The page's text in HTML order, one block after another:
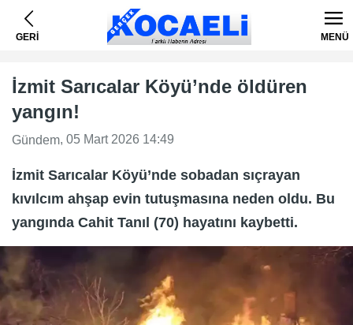
GERİ MENÜ
İzmit Sarıcalar Köyü’nde öldüren
yangın!
Gündem, 05 Mart 2026 14:49
İzmit Sarıcalar Köyü’nde sobadan sıçrayan
kıvılcım ahşap evin tutuşmasına neden oldu. Bu
yangında Cahit Tanıl (70) hayatını kaybetti.